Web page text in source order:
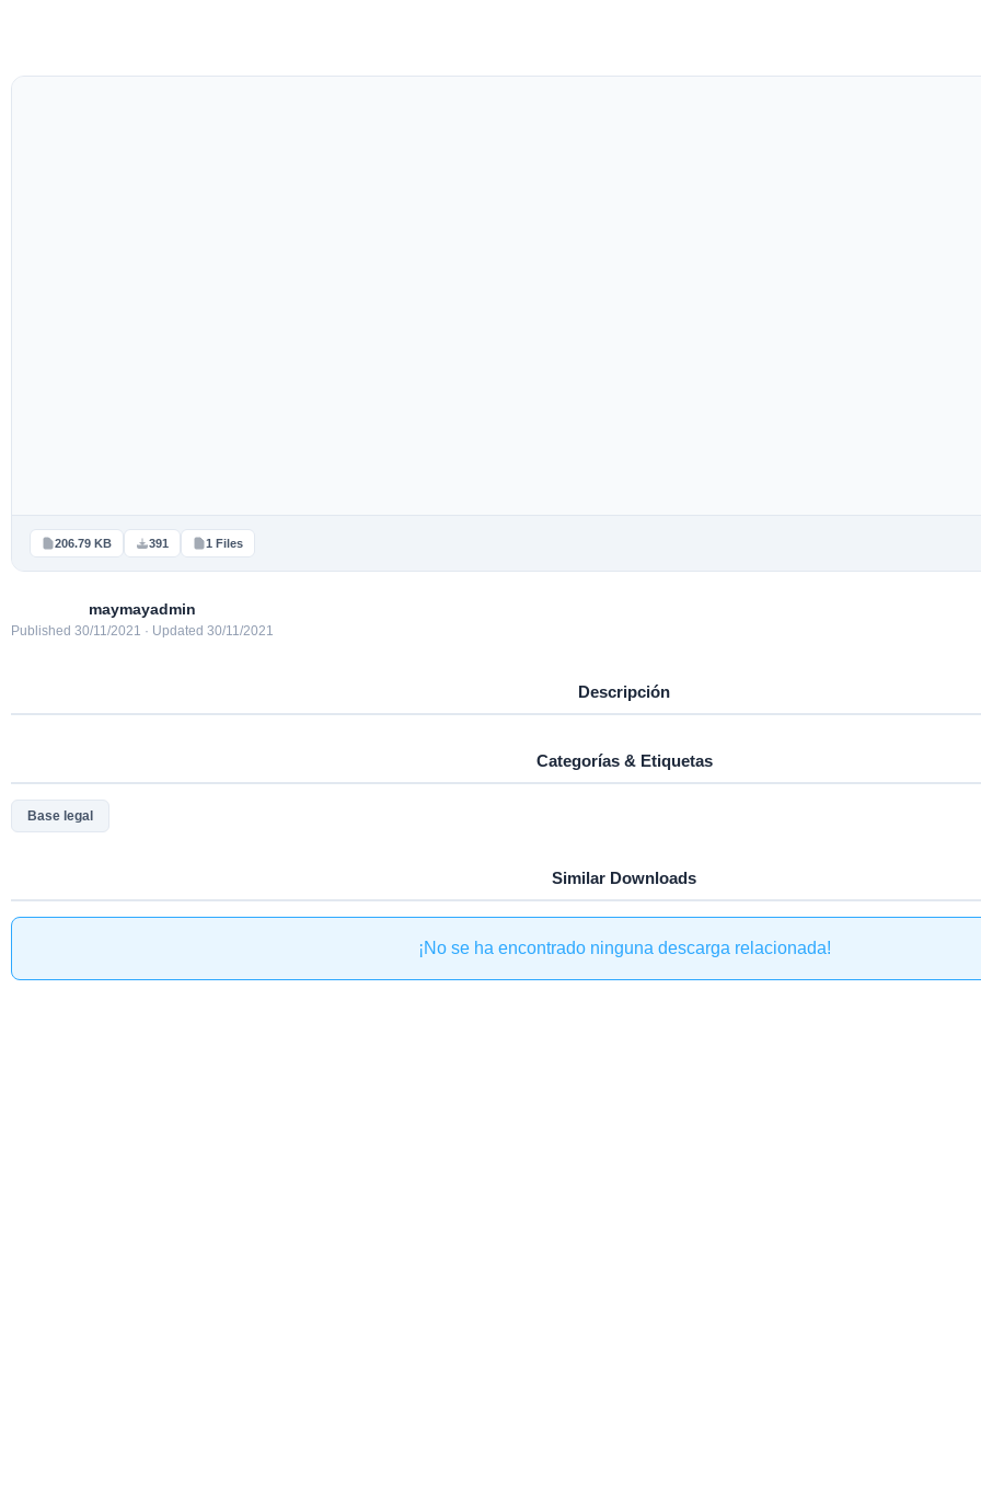
206.79 KB 391 1 Files
maymayadmin
Published 30/11/2021 · Updated 30/11/2021
Descripción
Categorías & Etiquetas
Base legal
Similar Downloads
¡No se ha encontrado ninguna descarga relacionada!